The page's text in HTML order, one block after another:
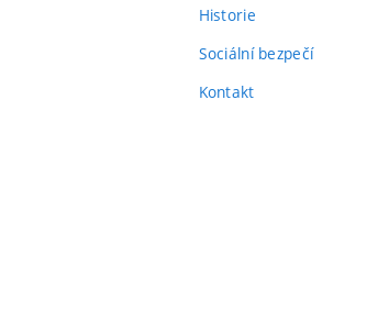
Historie
Sociální bezpečí
Kontakt